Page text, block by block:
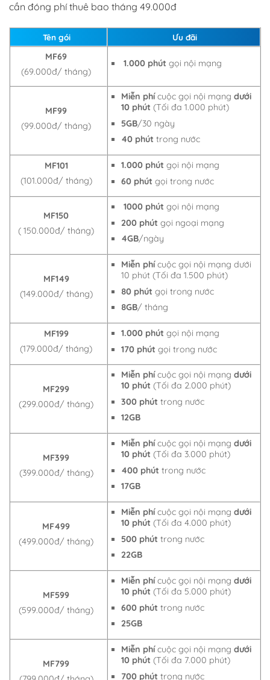
cần đóng phí thuê bao tháng 49.000đ
Tên gói Ưu đãi
MF69
(69.000đ/ tháng)
1.000 phút gọi nội mạng
MF99
(99.000đ/ tháng)
Miễn phícuộc gọi nội mạng dưới
10 phút (Tối đa 1.000 phút)
5GB/30 ngày
40 phút trong nước
MF101
(101.000đ/ tháng)
1.000 phút gọi nội mạng
60 phút gọi trong nước
MF150
( 150.000đ/ tháng)
1000 phút gọi nội mạng
200 phút gọi ngoại mạng
4GB/ngày
MF149
(149.000đ/ tháng)
Miễn phícuộc gọi nội mạng dưới
10 phút (Tối đa 1.500 phút)
80 phút gọi trong nước
8GB/ tháng
MF199
(179.000đ/ tháng)
1.000 phút gọi nội mạng
170 phút gọi trong nước
MF299
(299.000đ/ tháng)
Miễn phícuộc gọi nội mạng dưới
10 phút (Tối đa 2.000 phút)
300 phút trong nước
12GB
MF399
(399.000đ/ tháng)
Miễn phícuộc gọi nội mạng dưới
10 phút (Tối đa 3.000 phút)
400 phút trong nước
17GB
MF499
(499.000đ/ tháng)
Miễn phícuộc gọi nội mạng dưới
10 phút (Tối đa 4.000 phút)
500 phút trong nước
22GB
MF599
(599.000đ/ tháng)
Miễn phícuộc gọi nội mạng dưới
10 phút (Tối đa 5.000 phút)
600 phút trong nước
25GB
MF799
Miễn phícuộc gọi nội mạng dưới
10 phút (Tối đa 7.000 phút)
700 phút trong nước